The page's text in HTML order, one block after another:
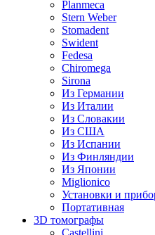
Planmeca
Stern Weber
Stomadent
Swident
Fedesa
Chiromega
Sirona
Из Германии
Из Италии
Из Словакии
Из США
Из Испании
Из Финляндии
Из Японии
Miglionico
Установки и
Портативная
3D томографы
Castellini